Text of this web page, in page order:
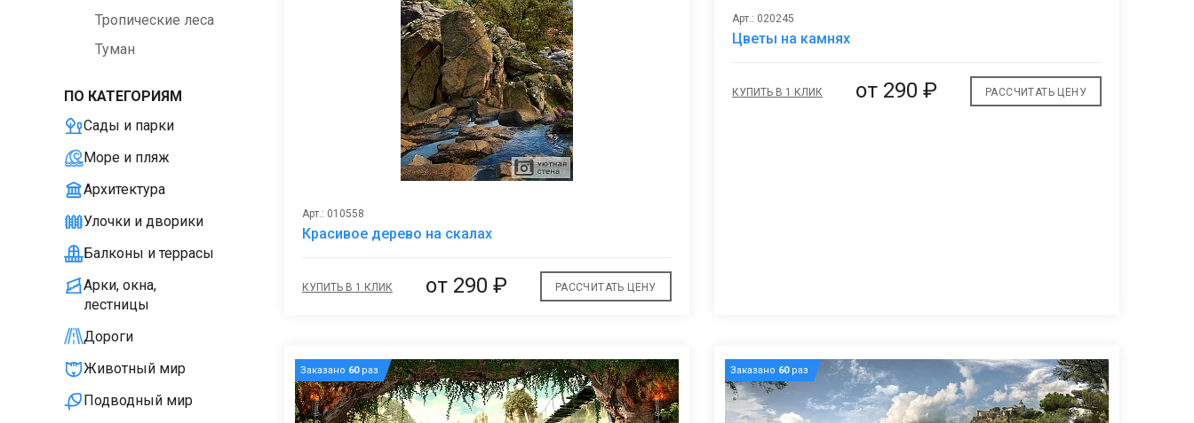
Тропические леса
Туман
ПО КАТЕГОРИЯМ
Сады и парки
Море и пляж
Архитектура
Улочки и дворики
Балконы и террасы
Арки, окна,
лестницы
Дороги
Животный мир
Подводный мир
Арт.: 010558
Красивое дерево на скалах
КУПИТЬ В 1 КЛИК от290 ₽ РАССЧИТАТЬ ЦЕНУ
Арт.: 020245
Цветы на камнях
КУПИТЬ В 1 КЛИК от 290 ₽ РАССЧИТАТЬ ЦЕНУ
Заказано 60раз Заказано 60раз